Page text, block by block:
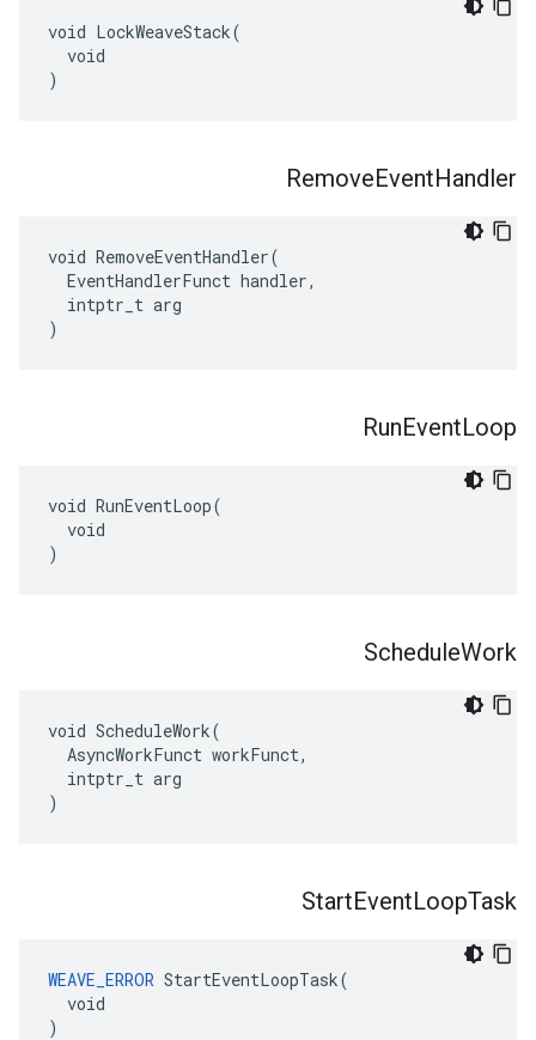
void LockWeaveStack(
  void
)
RemoveEventHandler
void RemoveEventHandler(
  EventHandlerFunct handler,
  intptr_t arg
)
RunEventLoop
void RunEventLoop(
  void
)
ScheduleWork
void ScheduleWork(
  AsyncWorkFunct workFunct,
  intptr_t arg
)
StartEventLoopTask
WEAVE_ERROR StartEventLoopTask(
  void
)